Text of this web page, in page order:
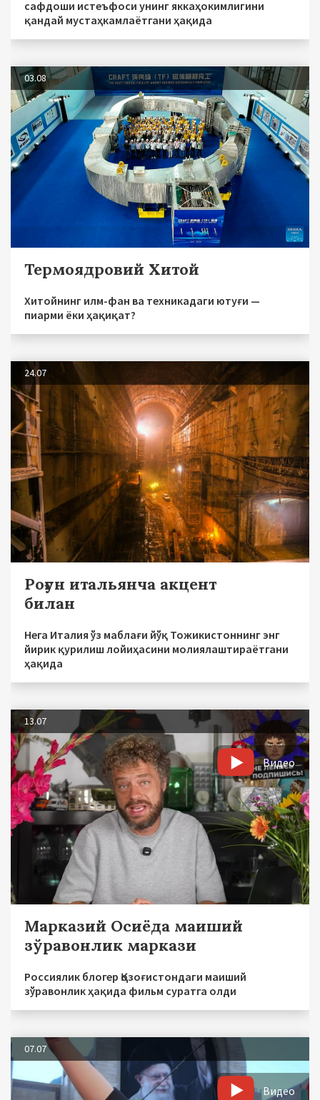
сафдоши истеъфоси унинг яккаҳокимлигини
қандай мустаҳкамлаётгани ҳақида
03.08
Термоядровий Хитой
Хитойнинг илм-фан ва техникадаги ютуғи —
пиарми ёки ҳақиқат?
24.07
Роғун итальянча акцент
билан
Нега Италия ўз маблағи йўқ Тожикистоннинг энг
йирик қурилиш лойиҳасини молиялаштираётгани
ҳақида
13.07
Видео
Марказий Осиёда маиший
зўравонлик маркази
Россиялик блогер Қозоғистондаги маиший
зўравонлик ҳақида фильм суратга олди
07.07
Видео